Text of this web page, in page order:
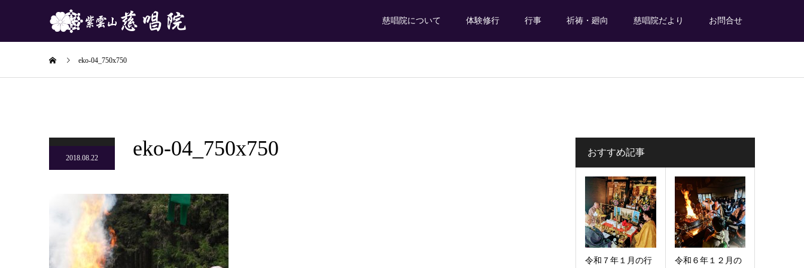
慈唱院について 体験修行 行事 祈祷・廻向 慈唱院だより お問合せ
eko-04_750x750
2018.08.22 eko-04_750x750 おすすめ記事
令和７年１月の行
令和６年１２月の